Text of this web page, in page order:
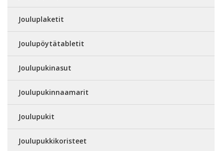
Jouluplaketit
Joulupöytätabletit
Joulupukinasut
Joulupukinnaamarit
Joulupukit
Joulupukkikoristeet